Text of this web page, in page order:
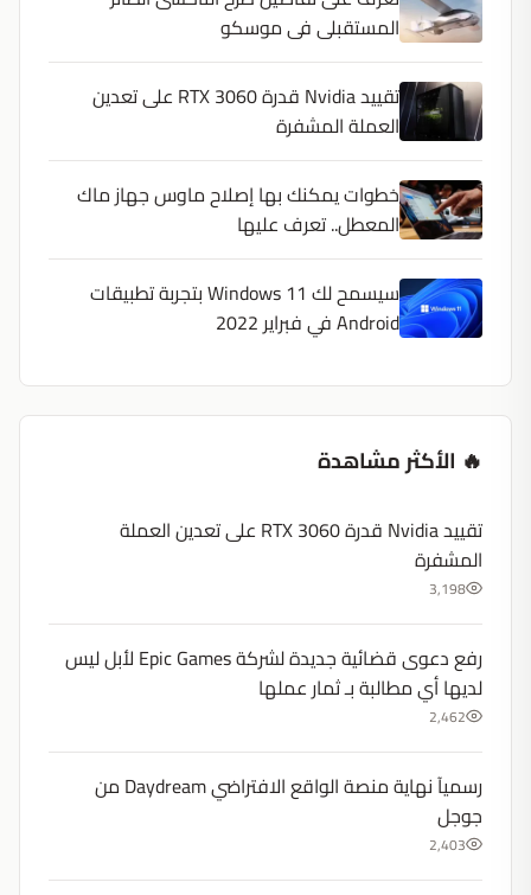
المستقبلى فى موسكو
تقييد Nvidia قدرة RTX 3060 على تعدين
العملة المشفرة
خطوات يمكنك بها إصلاح ماوس جهاز ماك
المعطل.. تعرف عليها
سيسمح لك Windows 11 بتجربة تطبيقات
Android في فبراير 2022
🔥 الأكثر مشاهدة
تقييد Nvidia قدرة RTX 3060 على تعدين العملة
المشفرة
3,198
رفع دعوى قضائية جديدة لشركة Epic Games لأبل ليس
لديها أي مطالبة بـ ثمار عملها
2,462
رسميآ نهاية منصة الواقع الافتراضي Daydream من
جوجل
2,403